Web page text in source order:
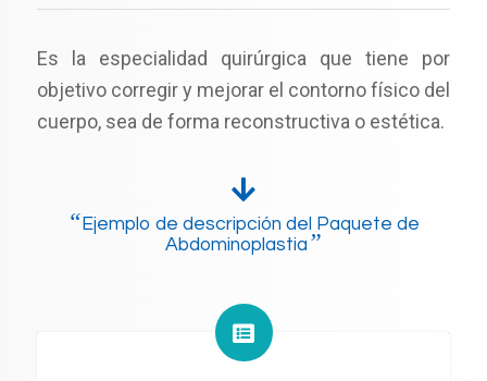
Es la especialidad quirúrgica que tiene por
objetivo corregir y mejorar el contorno físico del
cuerpo, sea de forma reconstructiva o estética.
“ Ejemplo de descripción del Paquete de
Abdominoplastia ”